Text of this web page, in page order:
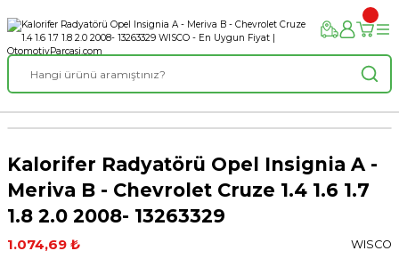
Kalorifer Radyatörü Opel Insignia A -
Meriva B - Chevrolet Cruze 1.4 1.6 1.7
1.8 2.0 2008- 13263329
1.074,69 ₺
WISCO